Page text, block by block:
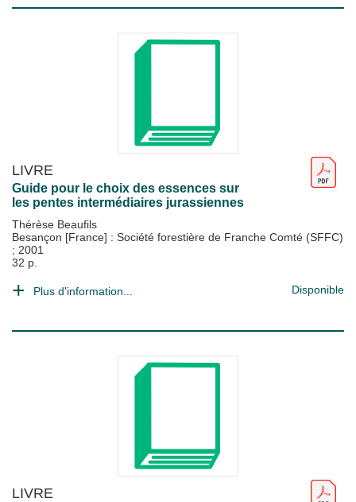
LIVRE
Guide pour le choix des essences sur
les pentes intermédiaires jurassiennes
Thérèse Beaufils
Besançon [France] : Société forestière de Franche Comté (SFFC)
; 2001
32 p.
Plus d'information... Disponible
LIVRE